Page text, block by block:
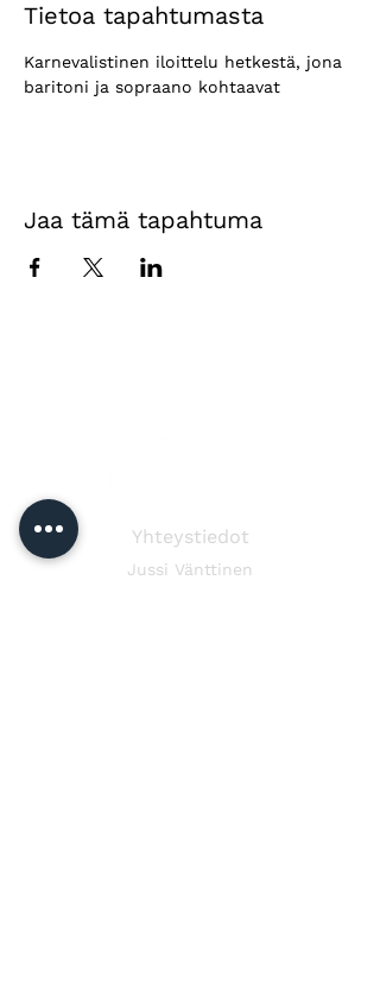
Tietoa tapahtumasta
Karnevalistinen iloittelu hetkestä, jona
baritoni ja sopraano kohtaavat
Jaa tämä tapahtuma
Yhteystiedot
Jussi Vänttinen